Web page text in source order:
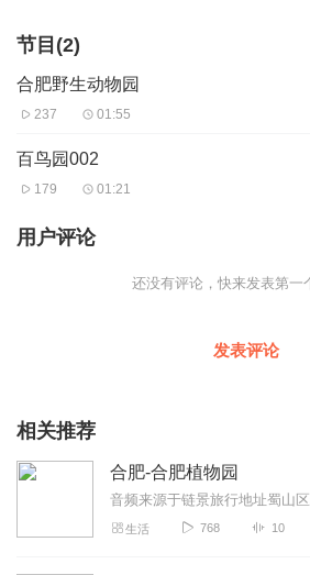
园西门。
音频来源于链景旅行
节目(2)
合肥野生动物园
237 01:55
百鸟园002
179 01:21
用户评论
还没有评论，快来发表第一
发表评论
相关推荐
合肥-合肥植物园
生活 768 10